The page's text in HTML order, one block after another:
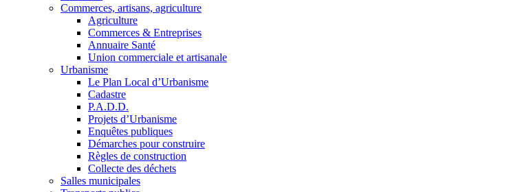
Commerces, artisans, agriculture
Agriculture
Commerces & Entreprises
Annuaire Santé
Union commerciale et artisanale
Urbanisme
Le Plan Local d’Urbanisme
Cadastre
P.A.D.D.
Projets d’Urbanisme
Enquêtes publiques
Démarches pour construire
Règles de construction
Collecte des déchets
Salles municipales